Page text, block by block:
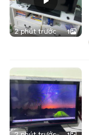
2 phút trước 1